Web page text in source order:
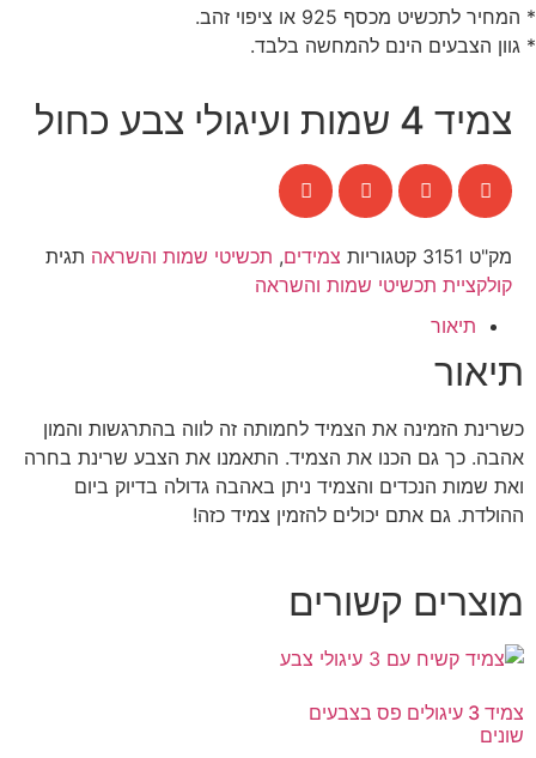
* המחיר לתכשיט מכסף 925 או ציפוי זהב.
* גוון הצבעים הינם להמחשה בלבד.
צמיד 4 שמות ועיגולי צבע כחול
מק"ט 3151 קטגוריות צמידים, תכשיטי שמות והשראה תגית
קולקציית תכשיטי שמות והשראה
תיאור
תיאור
כשרינת הזמינה את הצמיד לחמותה זה לווה בהתרגשות והמון
אהבה. כך גם הכנו את הצמיד. התאמנו את הצבע שרינת בחרה
ואת שמות הנכדים והצמיד ניתן באהבה גדולה בדיוק ביום
ההולדת. גם אתם יכולים להזמין צמיד כזה!
מוצרים קשורים
צמיד 3 עיגולים פס בצבעים
שונים